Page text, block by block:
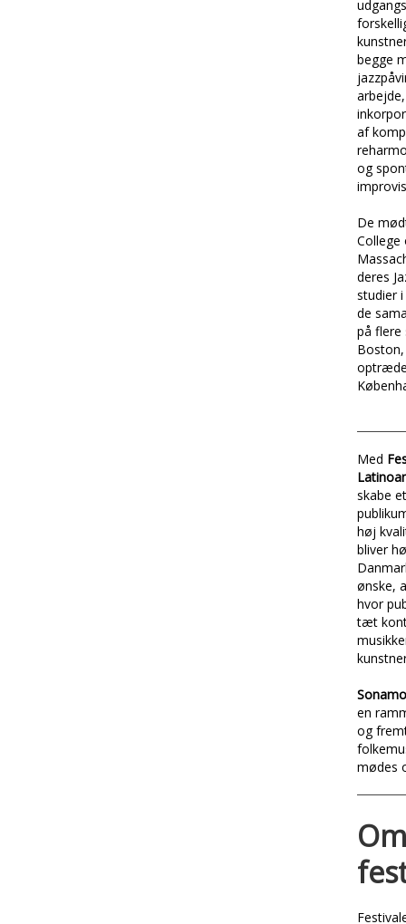
begge
af
og
De
deres
studier i
de
på flere
Med
skabe
høj
bliver
ønske,
hvor
tæt
en
og
mødes
Om